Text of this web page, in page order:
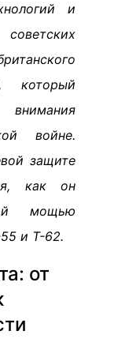
и
который
войне.
защите
как он
мощью
и Т-62.
от